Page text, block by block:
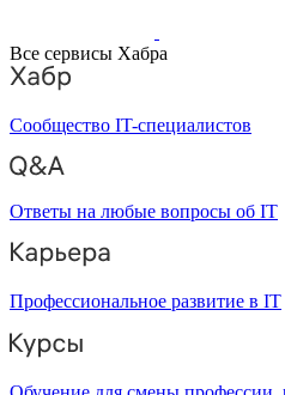
Все сервисы Хабра
Сообщество IT-специалистов
Ответы на любые вопросы об IT
Профессиональное развитие в IT